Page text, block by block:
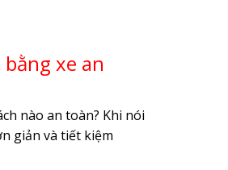
xe an
nào an toàn? Khi nói
giản và tiết kiệm